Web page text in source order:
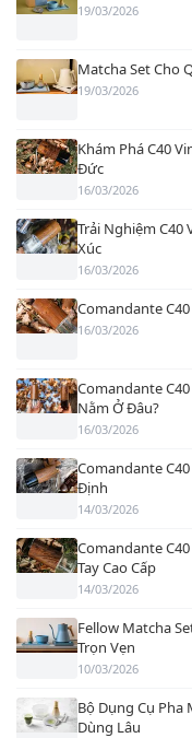
19/03/2026
Matcha Set Cho
19/03/2026
Khám Phá C40
Đức
16/03/2026
Trải Nghiệm C40
Xúc
16/03/2026
Comandante
16/03/2026
Comandante
Nằm Ở Đâu?
16/03/2026
Comandante
Định
14/03/2026
Comandante
Tay Cao Cấp
14/03/2026
Fellow Matcha
Trọn Vẹn
10/03/2026
Bộ Dụng Cụ
Dùng Lâu